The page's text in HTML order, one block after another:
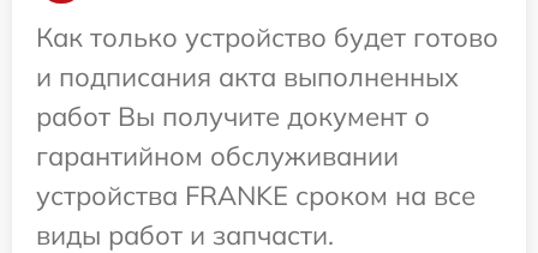
Как только устройство будет готово
и подписания акта выполненных
работ Вы получите документ о
гарантийном обслуживании
устройства FRANKE сроком на все
виды работ и запчасти.